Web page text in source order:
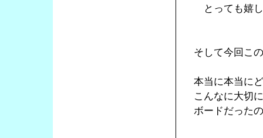
とっても嬉
そして今回こ
本当に本当に
こんなに大切
ボードだった